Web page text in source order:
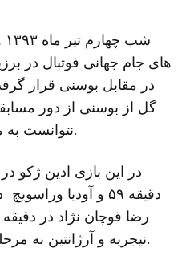
های جام جهانی فوتبال در
گل از بوسنی از دور
نتوانست به مرحله یک هشتم صعود کند.
گروه Eنیجریه و آرژانتین به مرحله بعد صعود کردند.